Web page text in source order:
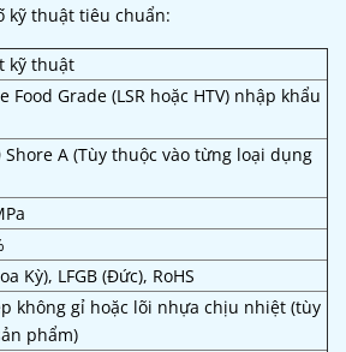
kỹ thuật tiêu chuẩn:
kỹ thuật
Food Grade (LSR hoặc HTV) nhập khẩu
Shore A (Tùy thuộc vào từng loại dụng
Kỳ), LFGB (Đức), RoHS
không gỉ hoặc lõi nhựa chịu nhiệt (tùy
phẩm)